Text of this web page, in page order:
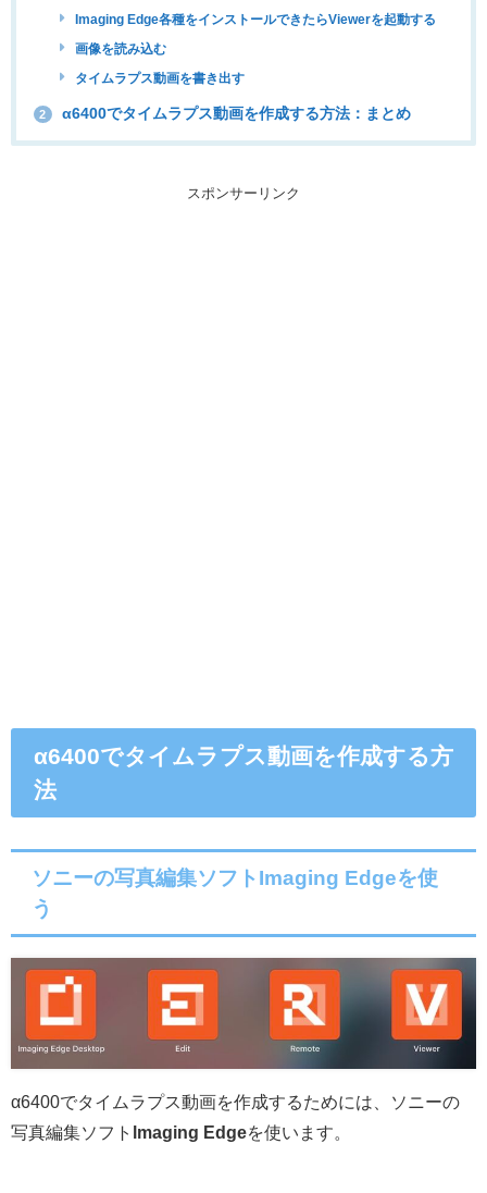
Imaging Edge各種をインストールできたらViewerを起動する
画像を読み込む
タイムラプス動画を書き出す
2 α6400でタイムラプス動画を作成する方法：まとめ
スポンサーリンク
α6400でタイムラプス動画を作成する方
法
ソニーの写真編集ソフトImaging Edgeを使
う
α6400でタイムラプス動画を作成するためには、ソニーの
写真編集ソフト lmaging Edgeを使います。